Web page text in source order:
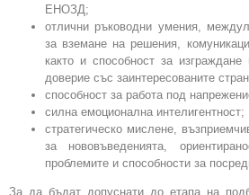
ЕНОЗД;
отлични ръководни умения,
за вземане на решения,
както и способност за
доверие със заинтересованите
способност за работа под
силна емоционална интелигентност;
стратегическо мислене,
за нововъведенията,
проблемите и способности за
За да бъдат допуснати до етапа на